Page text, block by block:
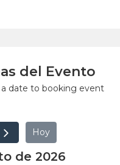
del Evento
a date to booking event
Hoy
de 2026